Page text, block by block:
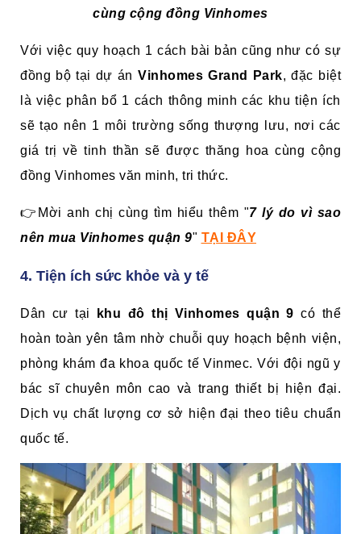
cùng cộng đồng Vinhomes
Với việc quy hoạch 1 cách bài bản cũng như có sự
đồng bộ tại dự ánVinhomes Grand Park, đặc biệt
là việc phân bổ 1 cách thông minh các khu tiện ích
sẽ tạo nên 1 môi trường sống thượng lưu, nơi các
giá trị về tinh thần sẽ được thăng hoa cùng cộng
đồng Vinhomes văn minh, tri thức.
👉Mời anh chị cùng tìm hiểu thêm "7 lý do vì sao
nên mua Vinhomes quận 9" TẠI ĐÂY
4. Tiện ích sức khỏe và y tế
Dân cư tại khu đô thị Vinhomes quận 9 có thể
hoàn toàn yên tâm nhờ chuỗi quy hoạch bệnh viện,
phòng khám đa khoa quốc tế Vinmec. Với đội ngũ y
bác sĩ chuyên môn cao và trang thiết bị hiện đại.
Dịch vụ chất lượng cơ sở hiện đại theo tiêu chuẩn
quốc tế.